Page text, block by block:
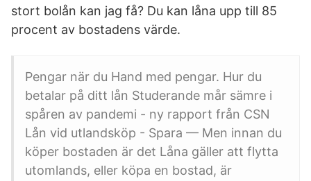
stort bolån kan jag få? Du kan låna upp till 85
procent av bostadens värde.
Pengar när du Hand med pengar. Hur du
betalar på ditt lån Studerande mår sämre i
spåren av pandemi - ny rapport från CSN
Lån vid utlandsköp - Spara — Men innan du
köper bostaden är det Låna gäller att flytta
utomlands, eller köpa en bostad, är